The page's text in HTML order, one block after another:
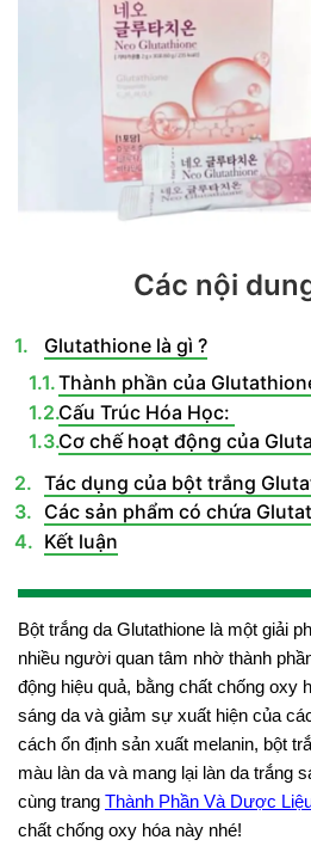
Các nội
Glutathione là gì ?
Thành phần của
Cấu Trúc Hóa Học:
Cơ chế hoạt động của
Tác dụng của bột trắng
Các sản phẩm có chứa
Kết luận
Bột trắng da Glutathione là một giải
nhiều người quan tâm nhờ thành
động hiệu quả, bằng chất chống oxy
sáng da và giảm sự xuất hiện của
cách ổn định sản xuất melanin, bột
màu làn da và mang lại làn da trắng
cùng trang Thành Phần Và Dược
chất chống oxy hóa này nhé!